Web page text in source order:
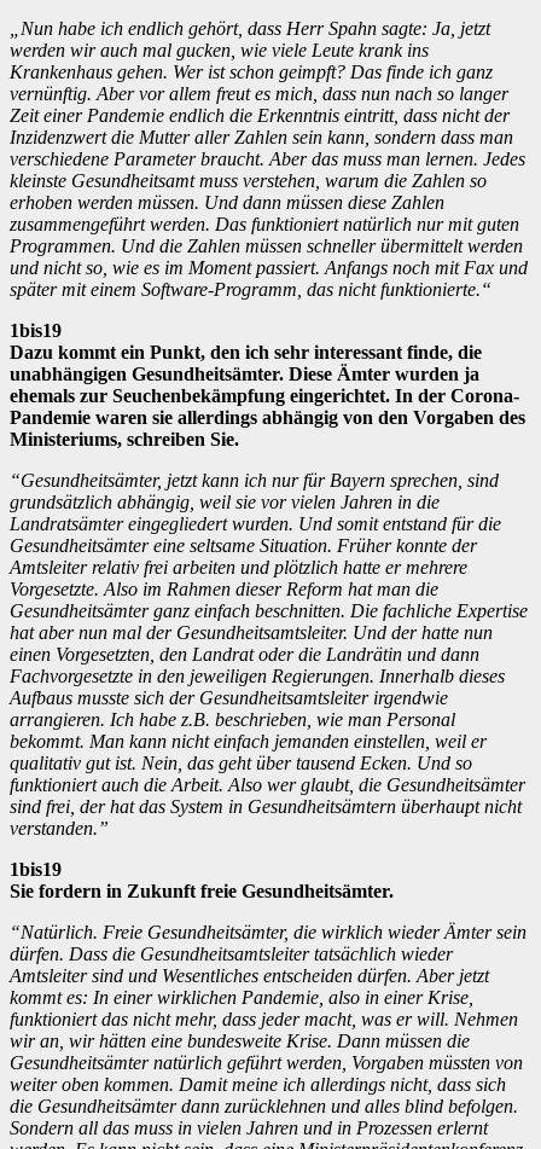
„Nun habe ich endlich gehört, dass Herr Spahn sagte: Ja, jetzt
werden wir auch mal gucken, wie viele Leute krank ins
Krankenhaus gehen. Wer ist schon geimpft? Das finde ich ganz
vernünftig. Aber vor allem freut es mich, dass nun nach so langer
Zeit einer Pandemie endlich die Erkenntnis eintritt, dass nicht der
Inzidenzwert die Mutter aller Zahlen sein kann, sondern dass man
verschiedene Parameter braucht. Aber das muss man lernen. Jedes
kleinste Gesundheitsamt muss verstehen, warum die Zahlen so
erhoben werden müssen. Und dann müssen diese Zahlen
zusammengeführt werden. Das funktioniert natürlich nur mit guten
Programmen. Und die Zahlen müssen schneller übermittelt werden
und nicht so, wie es im Moment passiert. Anfangs noch mit Fax und
später mit einem Software-Programm, das nicht funktionierte.“
1bis19
Dazu kommt ein Punkt, den ich sehr interessant finde, die
unabhängigen Gesundheitsämter. Diese Ämter wurden ja
ehemals zur Seuchenbekämpfung eingerichtet. In der Corona-
Pandemie waren sie allerdings abhängig von den Vorgaben des
Ministeriums, schreiben Sie.
“Gesundheitsämter, jetzt kann ich nur für Bayern sprechen, sind
grundsätzlich abhängig, weil sie vor vielen Jahren in die
Landratsämter eingegliedert wurden. Und somit entstand für die
Gesundheitsämter eine seltsame Situation. Früher konnte der
Amtsleiter relativ frei arbeiten und plötzlich hatte er mehrere
Vorgesetzte. Also im Rahmen dieser Reform hat man die
Gesundheitsämter ganz einfach beschnitten. Die fachliche Expertise
hat aber nun mal der Gesundheitsamtsleiter. Und der hatte nun
einen Vorgesetzten, den Landrat oder die Landrätin und dann
Fachvorgesetzte in den jeweiligen Regierungen. Innerhalb dieses
Aufbaus musste sich der Gesundheitsamtsleiter irgendwie
arrangieren. Ich habe z.B. beschrieben, wie man Personal
bekommt. Man kann nicht einfach jemanden einstellen, weil er
qualitativ gut ist. Nein, das geht über tausend Ecken. Und so
funktioniert auch die Arbeit. Also wer glaubt, die Gesundheitsämter
sind frei, der hat das System in Gesundheitsämtern überhaupt nicht
verstanden.”
1bis19
Sie fordern in Zukunft freie Gesundheitsämter.
“Natürlich. Freie Gesundheitsämter, die wirklich wieder Ämter sein
dürfen. Dass die Gesundheitsamtsleiter tatsächlich wieder
Amtsleiter sind und Wesentliches entscheiden dürfen. Aber jetzt
kommt es: In einer wirklichen Pandemie, also in einer Krise,
funktioniert das nicht mehr, dass jeder macht, was er will. Nehmen
wir an, wir hätten eine bundesweite Krise. Dann müssen die
Gesundheitsämter natürlich geführt werden, Vorgaben müssten von
weiter oben kommen. Damit meine ich allerdings nicht, dass sich
die Gesundheitsämter dann zurücklehnen und alles blind befolgen.
Sondern all das muss in vielen Jahren und in Prozessen erlernt